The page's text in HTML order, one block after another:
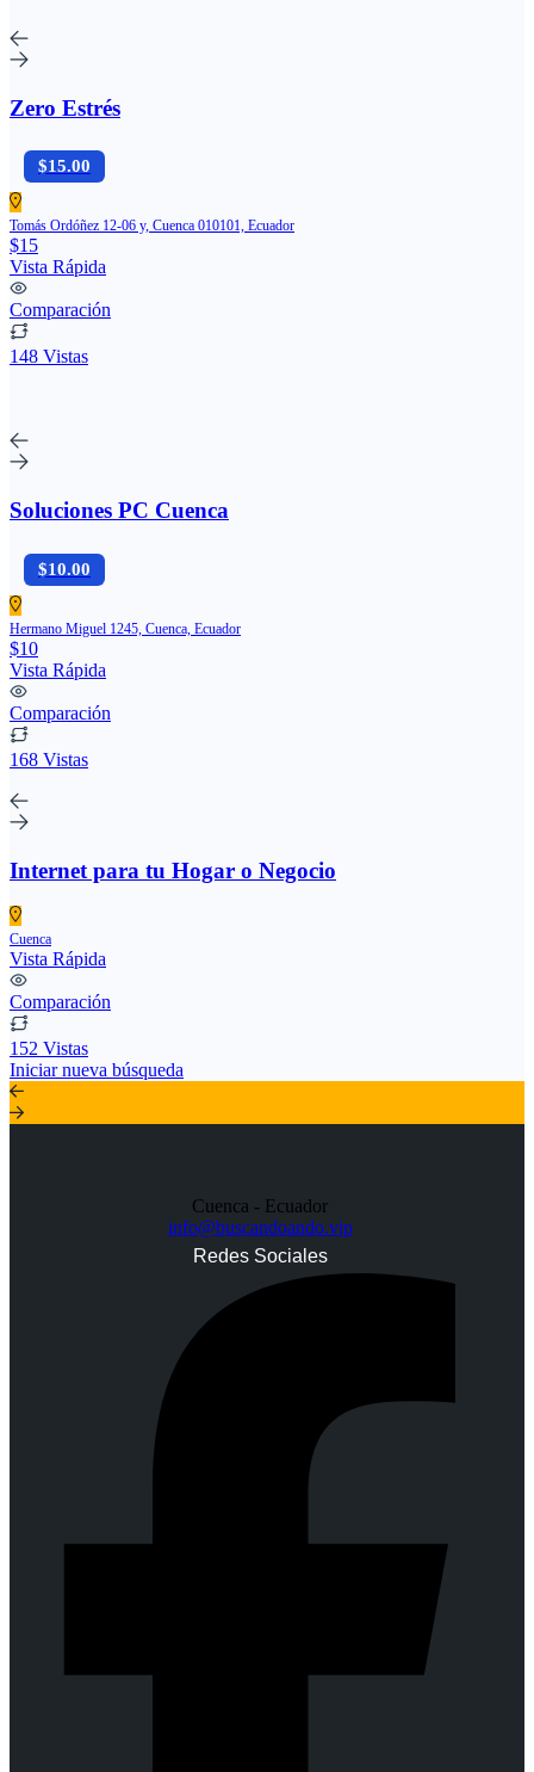
Zero Estrés
$15.00
Tomás Ordóñez 12-06 y, Cuenca 010101, Ecuador
$15
Vista Rápida
Comparación
148 Vistas
Soluciones PC Cuenca
$10.00
Hermano Miguel 1245, Cuenca, Ecuador
$10
Vista Rápida
Comparación
168 Vistas
Internet para tu Hogar o Negocio
Cuenca
Vista Rápida
Comparación
152 Vistas
Iniciar nueva búsqueda
Cuenca - Ecuador
info@buscandoando.vip
Redes Sociales